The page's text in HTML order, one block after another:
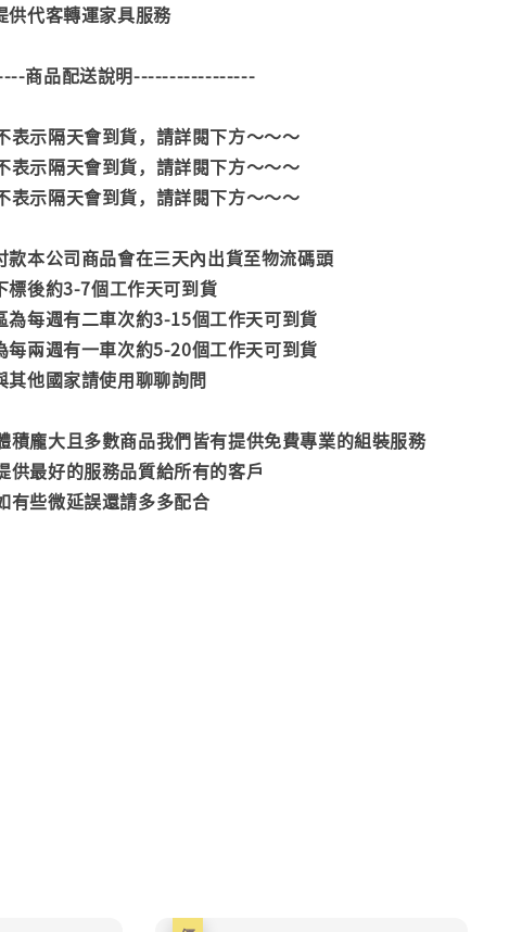
供代客轉運家具服務
商品配送說明-----------------
表示隔天會到貨，請詳閱下方～～～
表示隔天會到貨，請詳閱下方～～～
表示隔天會到貨，請詳閱下方～～～
款本公司商品會在三天內出貨至物流碼頭
標後約3-7個工作天可到貨
為每週有二車次約3-15個工作天可到貨
每兩週有一車次約5-20個工作天可到貨
其他國家請使用聊聊詢問
積龐大且多數商品我們皆有提供免費專業的組裝服務
供最好的服務品質給所有的客戶
有些微延誤還請多多配合